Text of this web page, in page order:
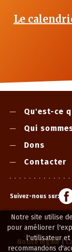
Notre site utilise
pour améliorer
l'utilisateur et
recommandons
Le
Qu'est-ce
Qui
Dons
Contacter
Suivez-nous sur:
Notice légale|